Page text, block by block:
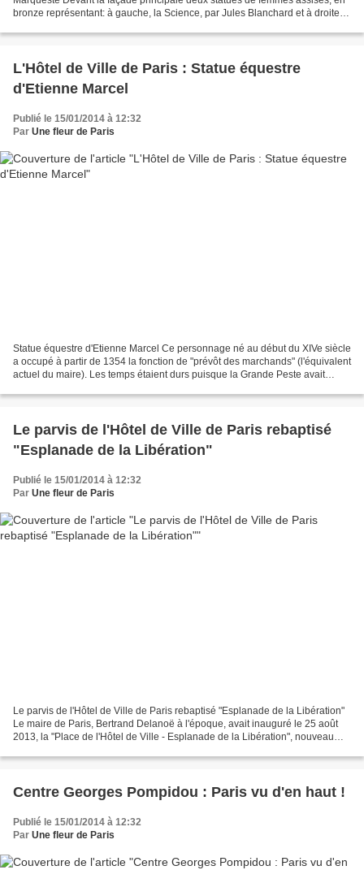
bronze représentant: à gauche, la Science, par Jules Blanchard et à droite,
L'Hôtel de Ville de Paris : Statue équestre
d'Etienne Marcel
Publié le 15/01/2014 à 12:32
Par Une fleur de Paris
Statue équestre d'Etienne Marcel Ce personnage né au début du XIVe siècle
a occupé à partir de 1354 la fonction de "prévôt des marchands" (l'équivalent
actuel du maire). Les temps étaient durs puisque la Grande Peste avait
Le parvis de l'Hôtel de Ville de Paris rebaptisé
"Esplanade de la Libération"
Publié le 15/01/2014 à 12:32
Par Une fleur de Paris
Le parvis de l'Hôtel de Ville de Paris rebaptisé "Esplanade de la Libération"
Le maire de Paris, Bertrand Delanoë à l'époque, avait inauguré le 25 août
2013, la "Place de l'Hôtel de Ville - Esplanade de la Libération", nouveau
Centre Georges Pompidou : Paris vu d'en haut !
Publié le 15/01/2014 à 12:32
Par Une fleur de Paris